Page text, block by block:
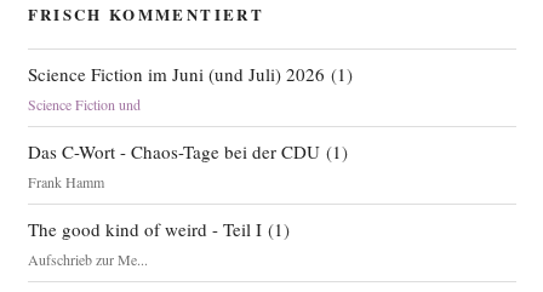
FRISCH KOMMENTIERT
Science Fiction im Juni (und Juli) 2026 (1)
Science Fiction und
Das C-Wort - Chaos-Tage bei der CDU(1)
Frank Hamm
The good kind of weird - Teil I(1)
Aufschrieb zur Me...